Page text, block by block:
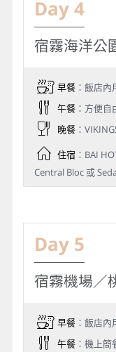
Day 4
宿霧海洋公
早餐：飯店內
午餐：方便自
晚餐：
住宿：BAI
Central Bloc 或
Day 5
宿霧機場／
早餐：飯店內
午餐：機上簡